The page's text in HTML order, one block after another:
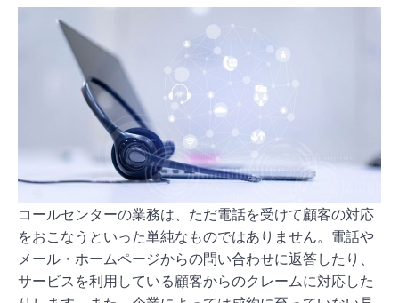
コールセンターの業務は、ただ電話を受けて顧客の対応
をおこなうといった単純なものではありません。電話や
メール・ホームページからの問い合わせに返答したり、
サービスを利用している顧客からのクレームに対応した